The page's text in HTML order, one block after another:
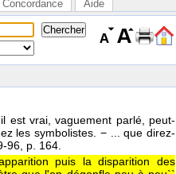
Concordance Aide
est vrai, vaguement parlé, peut-
les symbolistes. − ... que direz-
96, p. 164.
puis la disparition des